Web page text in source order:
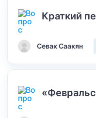
Краткий
Севак Саакян